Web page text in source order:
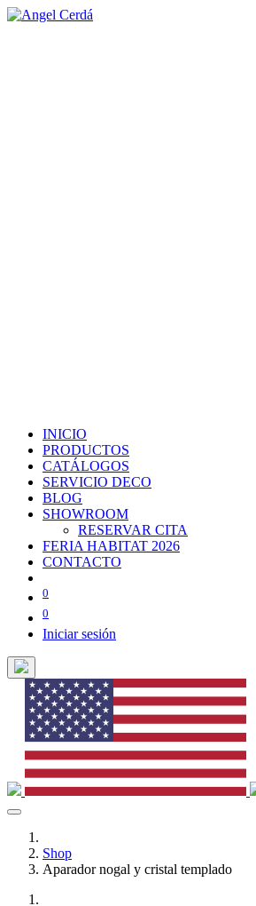
INICIO
PRODUCTOS
CATÁLOGOS
SERVICIO DECO
BLOG
SHOWROOM
RESERVAR CITA
FERIA HABITAT 2026
CONTACTO
0
0
Iniciar sesión
Shop
Aparador nogal y cristal templado